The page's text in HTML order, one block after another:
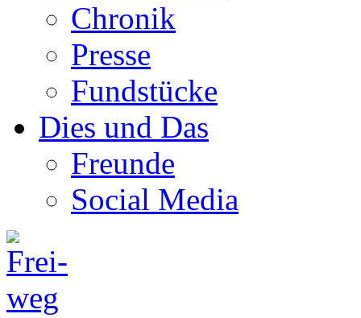
Chronik
Presse
Fundstücke
Dies und Das
Freunde
Social Media